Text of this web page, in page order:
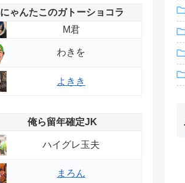
にゃんたこのガトーショコラ
M君
わきを
よきき
俺ら留年確定JK
ハイグレ玉夫
まろん